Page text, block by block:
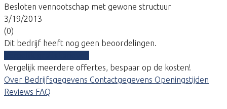
Besloten vennootschap met gewone structuur
3/19/2013
(0)
Dit bedrijf heeft nog geen beoordelingen.
Vergelijk meerdere offertes, bespaar op de kosten!
Over Bedrijfsgegevens Contactgegevens Openingstijden
Reviews FAQ